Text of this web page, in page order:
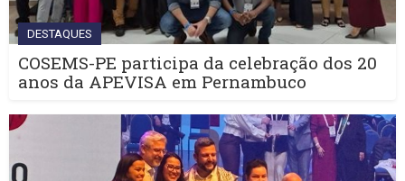
DESTAQUES
COSEMS-PE participa da celebração dos 20
anos da APEVISA em Pernambuco